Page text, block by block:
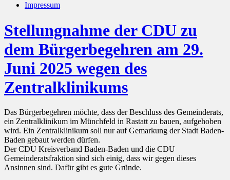
Impressum
Stellungnahme der CDU zu
dem Bürgerbegehren am 29.
Juni 2025 wegen des
Zentralklinikums
Das Bürgerbegehren möchte, dass der Beschluss des Gemeinderats,
ein Zentralklinikum im Münchfeld in Rastatt zu bauen, aufgehoben
wird. Ein Zentralklinikum soll nur auf Gemarkung der Stadt Baden-
Baden gebaut werden dürfen.
Der CDU Kreisverband Baden-Baden und die CDU
Gemeinderatsfraktion sind sich einig, dass wir gegen dieses
Ansinnen sind. Dafür gibt es gute Gründe.